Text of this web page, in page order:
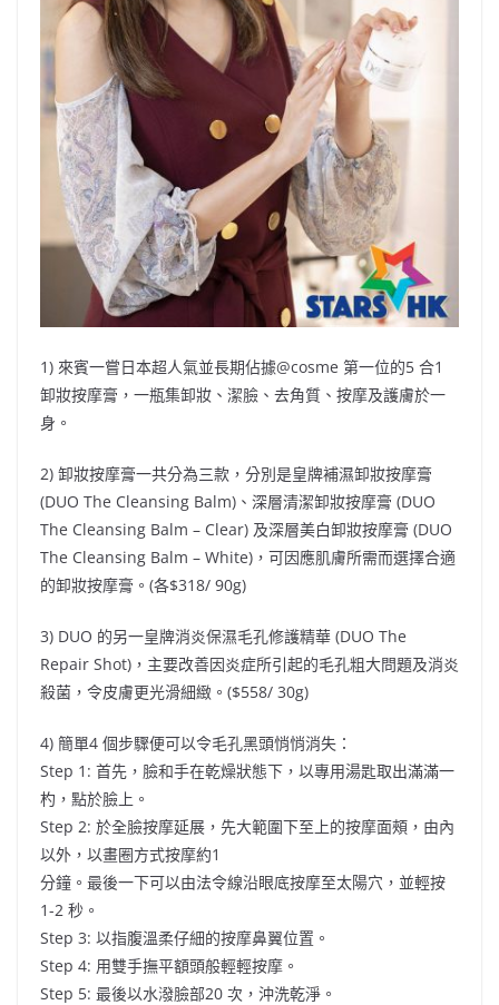
1) 來賓一嘗日本超人氣並長期佔據@cosme 第一位的5 合1
卸妝按摩膏，一瓶集卸妝、潔臉、去角質、按摩及護膚於一
身。
2) 卸妝按摩膏一共分為三款，分別是皇牌補濕卸妝按摩膏
(DUO The Cleansing Balm)、深層清潔卸妝按摩膏 (DUO
The Cleansing Balm – Clear) 及深層美白卸妝按摩膏 (DUO
The Cleansing Balm – White)，可因應肌膚所需而選擇合適
的卸妝按摩膏。(各$318/ 90g)
3) DUO 的另一皇牌消炎保濕毛孔修護精華 (DUO The
Repair Shot)，主要改善因炎症所引起的毛孔粗大問題及消炎
殺菌，令皮膚更光滑細緻。($558/ 30g)
4) 簡單4 個步驟便可以令毛孔黑頭悄悄消失：
Step 1: 首先，臉和手在乾燥狀態下，以專用湯匙取出滿滿一
杓，點於臉上。
Step 2: 於全臉按摩延展，先大範圍下至上的按摩面頰，由內
以外，以畫圈方式按摩約1
分鐘。最後一下可以由法令線沿眼底按摩至太陽穴，並輕按
1-2 秒。
Step 3: 以指腹溫柔仔細的按摩鼻翼位置。
Step 4: 用雙手撫平額頭般輕輕按摩。
Step 5: 最後以水潑臉部20 次，沖洗乾淨。